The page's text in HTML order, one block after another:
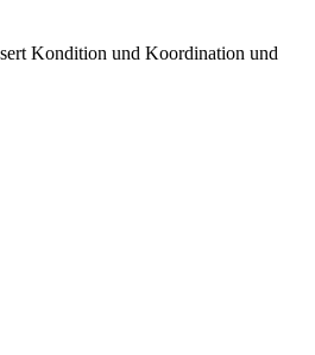
Kondition und Koordination und